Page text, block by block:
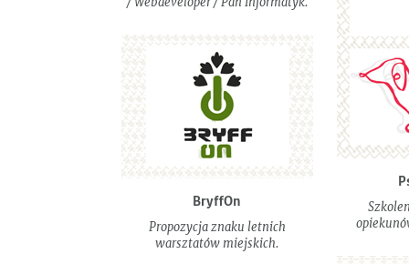
BryffOn
Propozycja znaku letnich
warsztatów miejskich.